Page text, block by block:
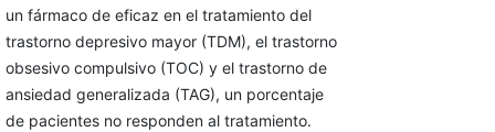
un fármaco de eficaz en el tratamiento del
trastorno depresivo mayor (TDM), el trastorno
obsesivo compulsivo (TOC) y el trastorno de
ansiedad generalizada (TAG), un porcentaje
de pacientes no responden al tratamiento.